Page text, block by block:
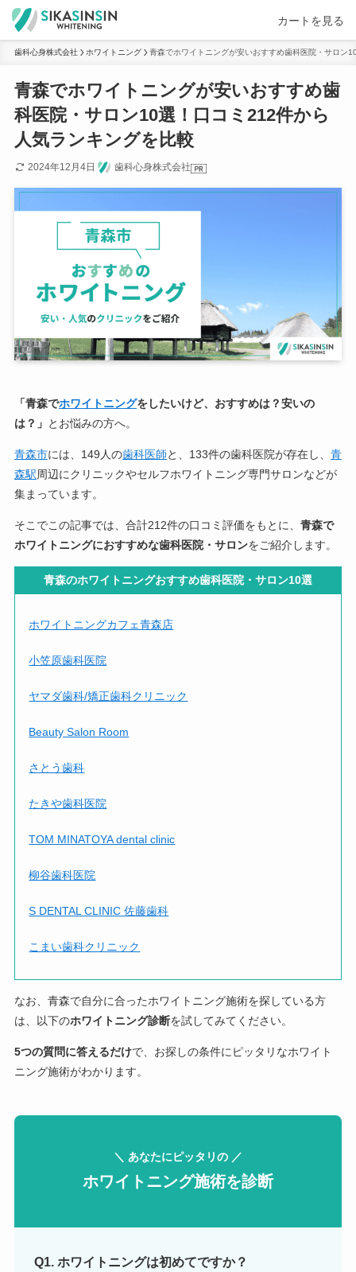
カートを見る
歯科心身株式会社 ホワイトニング 青森でホワイトニングが安いおすすめ歯科医院・サロン
青森でホワイトニングが安いおすすめ歯
科医院・サロン10選！口コミ212件から
人気ランキングを比較
2024年12月4日 歯科心身株式会社
「青森でホワイトニングをしたいけど、おすすめは？安いの
は？」 とお悩みの方へ。
青森市には、149人の歯科医師と、133件の歯科医院が存在し、 青
森駅周辺にクリニックやセルフホワイトニング専門サロンなどが
集まっています。
そこでこの記事では、合計212件の口コミ評価をもとに、 青森で
ホワイトニングにおすすめな歯科医院・サロンをご紹介します。
青森のホワイトニングおすすめ歯科医院・サロン10選
ホワイトニングカフェ青森店
小笠原歯科医院
ヤマダ歯科/矯正歯科クリニック
Beauty Salon Room
さとう歯科
たきや歯科医院
TOM MINATOYA dental clinic
柳谷歯科医院
S DENTAL CLINIC 佐藤歯科
こまい歯科クリニック
なお、青森で自分に合ったホワイトニング施術を探している方
は、以下のホワイトニング診断を試してみてください。
5つの質問に答えるだけで、お探しの条件にピッタリなホワイト
ニング施術がわかります。
＼ あなたにピッタリの ／
ホワイトニング施術を診断
Q1. ホワイトニングは初めてですか？